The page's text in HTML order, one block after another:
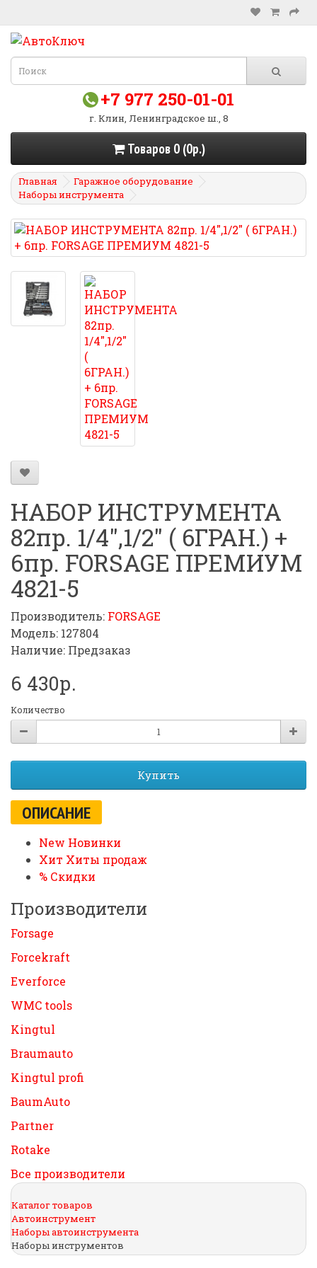
+7 977 250-01-01
г. Клин, Ленинградское ш., 8
Товаров 0 (0р.)
Главная
Гаражное оборудование
Наборы инструмента
НАБОР ИНСТРУМЕНТА
82пр. 1/4",1/2" ( 6ГРАН.) +
6пр. FORSAGE ПРЕМИУМ
4821-5
Производитель: FORSAGE
Модель: 127804
Наличие: Предзаказ
6 430р.
Количество
Купить
ОПИСАНИЕ
New Новинки
Хит Хиты продаж
% Скидки
Производители
Forsage
Forcekraft
Everforce
WMC tools
Kingtul
Braumauto
Kingtul profi
BaumAuto
Partner
Rotake
Все производители
Каталог товаров
Автоинструмент
Наборы автоинструмента
Наборы инструментов